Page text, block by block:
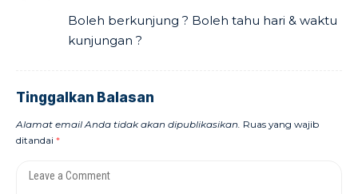
Boleh berkunjung ? Boleh tahu hari & waktu
kunjungan ?
Tinggalkan Balasan
Alamat email Anda tidak akan dipublikasikan. Ruas yang wajib
ditandai *